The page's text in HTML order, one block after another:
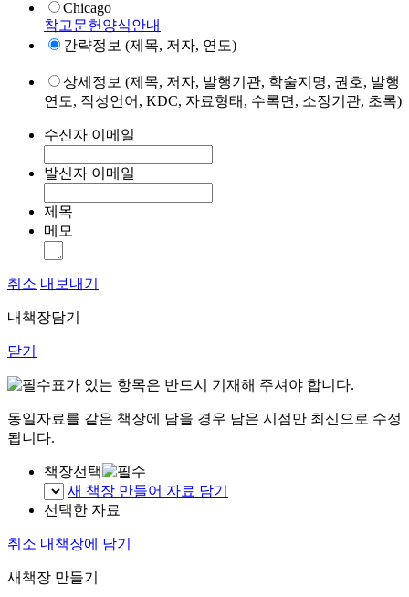
Chicago
참고문헌양식안내
간략정보 (제목, 저자, 연도)
상세정보 (제목, 저자, 발행기관, 학술지명, 권호, 발행
연도, 작성언어, KDC, 자료형태, 수록면, 소장기관, 초록)
수신자 이메일
발신자 이메일
제목
메모
취소 내보내기
내책장담기
닫기
표가 있는 항목은 반드시 기재해 주셔야 합니다.
동일자료를 같은 책장에 담을 경우 담은 시점만 최신으로 수정
됩니다.
책장선택
새 책장 만들어 자료 담기
선택한 자료
취소 내책장에 담기
새책장 만들기